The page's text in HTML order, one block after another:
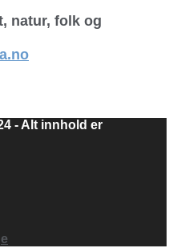
natur, folk og
- Alt innhold er